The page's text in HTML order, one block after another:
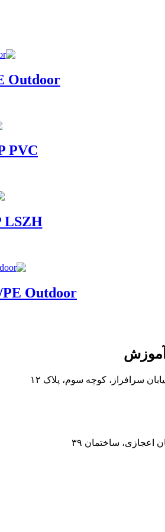
Outdoor
PVC
LSZH
Outdoor
سرافراز، کوچه سوم، پلاک ۱۲
اعجازی، ساختمان ۳۹